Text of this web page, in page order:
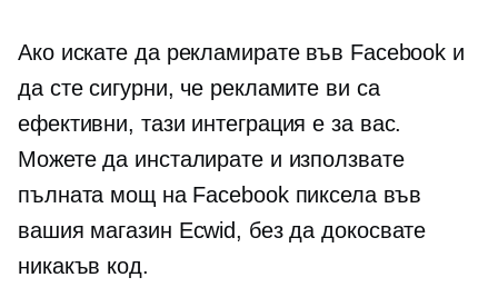
Ако искате да рекламирате във Facebook и
да сте сигурни, че рекламите ви са
ефективни, тази интеграция е за вас.
Можете да инсталирате и използвате
пълната мощ на Facebook пиксела във
вашия магазин Ecwid, без да докосвате
никакъв код.